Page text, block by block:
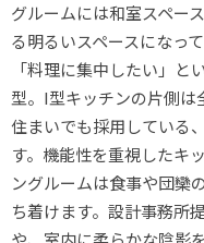
グルームには和室スペー
る明るいスペースになって
「料理に集中したい」
型。I型キッチンの片側は
住まいでも採用している
す。機能性を重視したキ
ングルームは食事や団欒
ち着けます。設計事務所